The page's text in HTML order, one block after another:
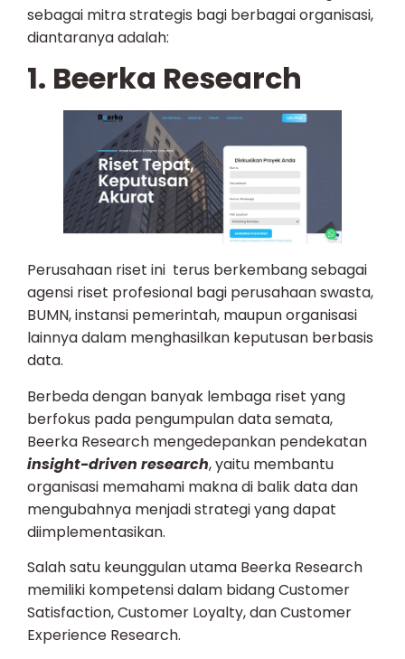
sebagai mitra strategis bagi berbagai organisasi,
diantaranya adalah:
1. Beerka Research
Perusahaan riset ini terus berkembang sebagai
agensi riset profesional bagi perusahaan swasta,
BUMN, instansi pemerintah, maupun organisasi
lainnya dalam menghasilkan keputusan berbasis
data.
Berbeda dengan banyak lembaga riset yang
berfokus pada pengumpulan data semata,
Beerka Research mengedepankan pendekatan
insight-driven research, yaitu membantu
organisasi memahami makna di balik data dan
mengubahnya menjadi strategi yang dapat
diimplementasikan.
Salah satu keunggulan utama Beerka Research
memiliki kompetensi dalam bidang Customer
Satisfaction, Customer Loyalty, dan Customer
Experience Research.